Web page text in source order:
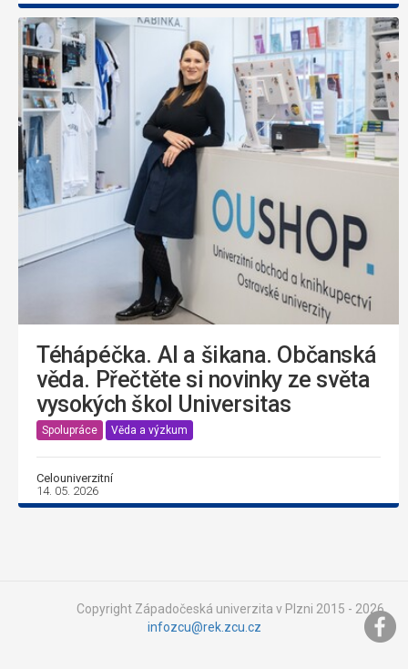
Téhápéčka. AI a šikana. Občanská
věda. Přečtěte si novinky ze světa
vysokých škol Universitas
Spolupráce Věda a výzkum
Celouniverzitní
14. 05. 2026
Copyright Západočeská univerzita v Plzni 2015 - 2026,
infozcu@rek.zcu.cz